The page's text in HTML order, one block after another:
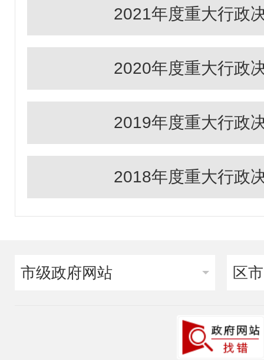
2021年度重大行政
2020年度重大行政
2019年度重大行政
2018年度重大行政
市级政府网站 区